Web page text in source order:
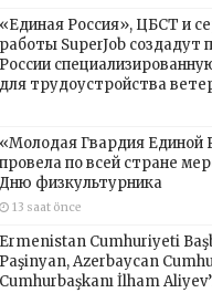
«Единая Россия», ЦБСТ и
работы SuperJob создадут
России
для трудоустройства
«Молодая Гвардия Единой
провела по всей стране
Дню физкультурника
13 saat önce
Ermenistan Cumhuriyeti
Paşinyan, Azerbaycan
Cumhurbaşkanı İlham